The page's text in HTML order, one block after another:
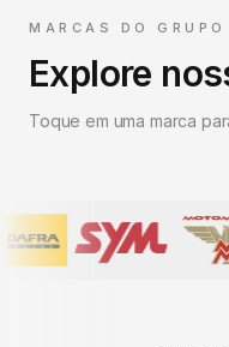
MARCAS DO GRUPO
Explore
Toque em uma marca